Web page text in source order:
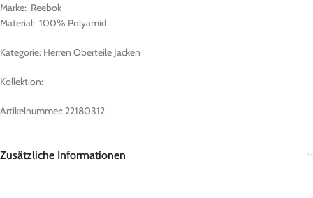
Marke: Reebok
Material: 100% Polyamid
Kategorie: Herren Oberteile Jacken
Kollektion:
Artikelnummer: 22180312
Zusätzliche Informationen